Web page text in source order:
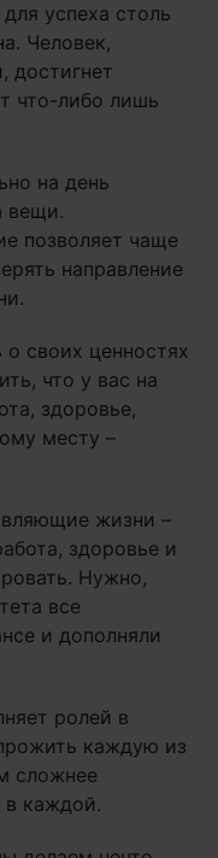
для успеха столь
Человек,
достигнет
что-либо лишь
на день
вещи.
позволяет чаще
направление
своих ценностях
что у вас на
здоровье,
месту –
жизни –
здоровье и
Нужно,
все
и дополняли
ролей в
каждую из
сложнее
в каждой.